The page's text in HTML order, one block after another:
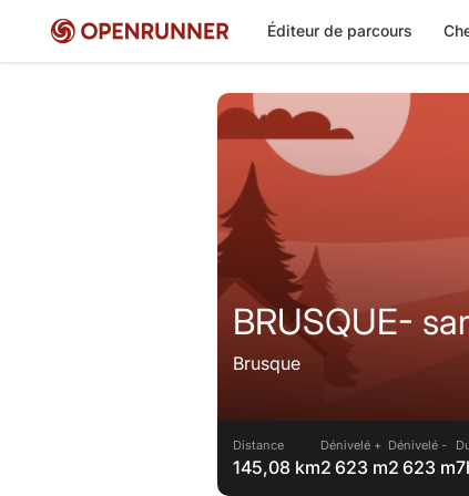
Éditeur de parcours
BRUSQUE-
Brusque
Distance
145,08 km
Dénivelé +
2 623 m
Dénivelé -
2 623 m